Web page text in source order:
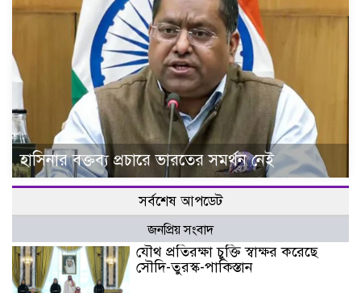
হাসিনার বক্তব্য প্রচারে ভারতের সমর্থন নেই
সর্বশেষ আপডেট
জনপ্রিয় সংবাদ
যৌথ প্রতিরক্ষা চুক্তি স্বাক্ষর করেছে
সৌদি-তুরস্ক-পাকিস্তান